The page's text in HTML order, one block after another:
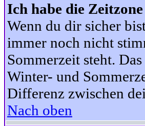
Ich habe die
Wenn du dir sicher
immer noch nicht
Sommerzeit steht.
Winter- und
Differenz zwischen
Nach oben